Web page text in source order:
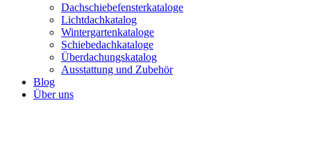
Dachschiebefensterkataloge
Lichtdachkatalog
Wintergartenkataloge
Schiebedachkataloge
Überdachungskatalog
Ausstattung und Zubehör
Blog
Über uns